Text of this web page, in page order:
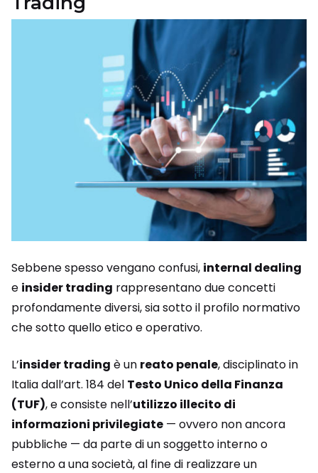
Sebbene spesso vengano confusi, internal dealing
e insider trading rappresentano due concetti
profondamente diversi, sia sotto il profilo normativo
che sotto quello etico e operativo.
L’insider trading è un reato penale, disciplinato in
Italia dall’art. 184 del Testo Unico della Finanza
(TUF), e consiste nell’utilizzo illecito di
informazioni privilegiate — ovvero non ancora
pubbliche — da parte di un soggetto interno o
esterno a una società, al fine di realizzare un